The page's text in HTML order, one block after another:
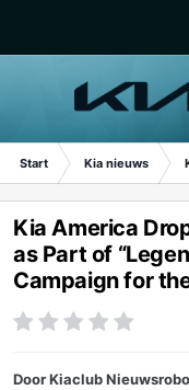
Start Kia nieuws
Kia America
as Part of
Campaign for
DoorKiaclub